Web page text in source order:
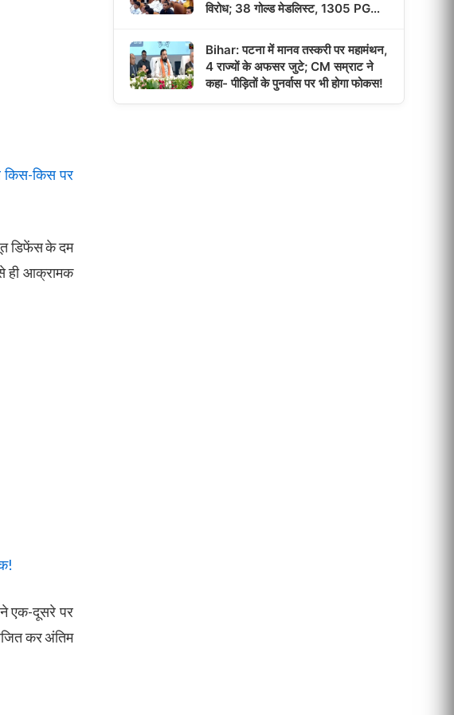
किस-किस पर
डिफेंस के दम
ही आक्रामक
ने एक-दूसरे पर
कर अंतिम
विरोध; 38 गोल्ड मेडलिस्ट, 1305 PG
Bihar: पटना में मानव तस्करी पर महामंथन,
4 राज्यों के अफसर जुटे; CM सम्राट ने
कहा- पीड़ितों के पुनर्वास पर भी होगा फोकस!